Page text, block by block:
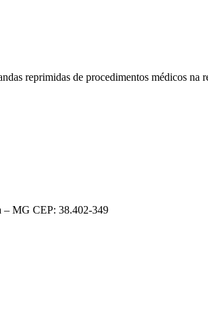
reprimidas de procedimentos médicos na
– MG CEP: 38.402-349